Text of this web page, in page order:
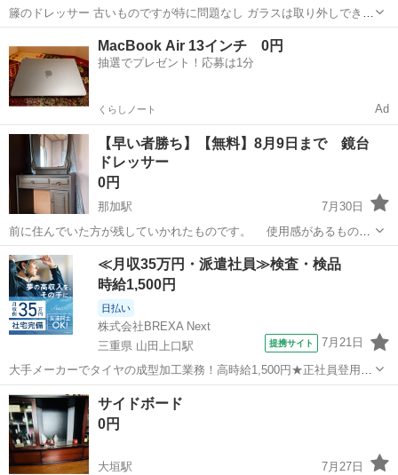
籐のドレッサー 古いものですが特に問題なし ガラスは取り外しできま
す 幅60 全高さ140 テーブル高70 奥行き45
ドレッサー
MacBook Air 13インチ 0円
抽選でプレゼント！応募は1分
くらしノート Ad
【早い者勝ち】【無料】8月9日まで 鏡台
ドレッサー
0円
那加駅
7月30日
前に住んでいた方が残していかれたものです。 使用感があるものに
なります。 【8月9日までになります。 いらっしゃらない場合
は、廃棄します】 鏡台 およその寸法 横600 奥行300 高さ1400
土台高さ 700...
岐阜 岐阜市 那加駅 ドレッサー 鏡台
≪月収35万円・派遣社員≫検査・検品
時給1,500円
日払い
株式会社BREXA Next
三重県 山田上口駅
提携サイト 7月21日
大手メーカーでタイヤの成型加工業務！高時給1,500円★正社員登用制
度あり！ワンルーム寮完備！マイカー通勤OK！無料駐車場あり！《三
重県伊勢市》 人気の工場のお仕事 ◇タイヤの製造◇ トラック・バ
ス・RV車用を中心とした...
三重 伊勢市 山田上口駅
サイドボード
0円
大垣駅
7月27日